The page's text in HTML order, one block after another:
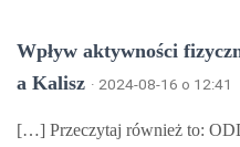
Wpływ aktywności
a Kalisz · 2024-08-16 o 12:41
[…] Przeczytaj również to: